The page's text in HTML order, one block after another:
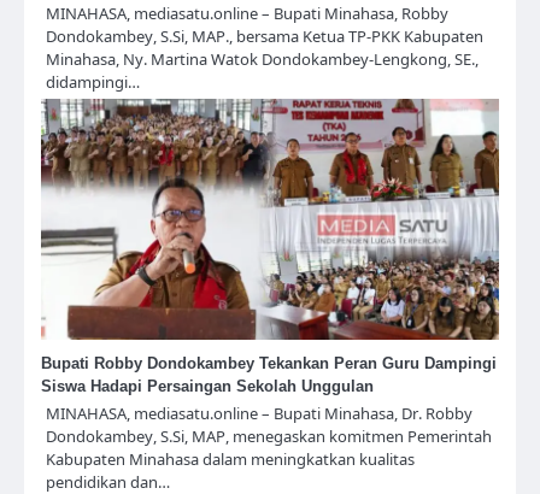
MINAHASA, mediasatu.online – Bupati Minahasa, Robby
Dondokambey, S.Si, MAP., bersama Ketua TP-PKK Kabupaten
Minahasa, Ny. Martina Watok Dondokambey-Lengkong, SE.,
didampingi…
Bupati Robby Dondokambey Tekankan Peran Guru Dampingi
Siswa Hadapi Persaingan Sekolah Unggulan
MINAHASA, mediasatu.online – Bupati Minahasa, Dr. Robby
Dondokambey, S.Si, MAP, menegaskan komitmen Pemerintah
Kabupaten Minahasa dalam meningkatkan kualitas
pendidikan dan…